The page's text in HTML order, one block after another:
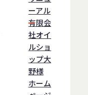
ーアル
有限会
社オイ
ルショ
ップ大
野様
ホーム